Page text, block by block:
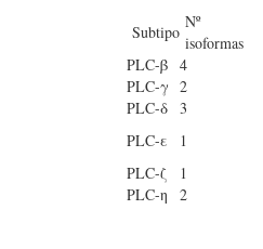
Subtipo
Nº
isoformas
PLC-β 4
PLC-γ 2
PLC-δ 3
PLC-ε
1
PLC-ζ
1
PLC-η
2